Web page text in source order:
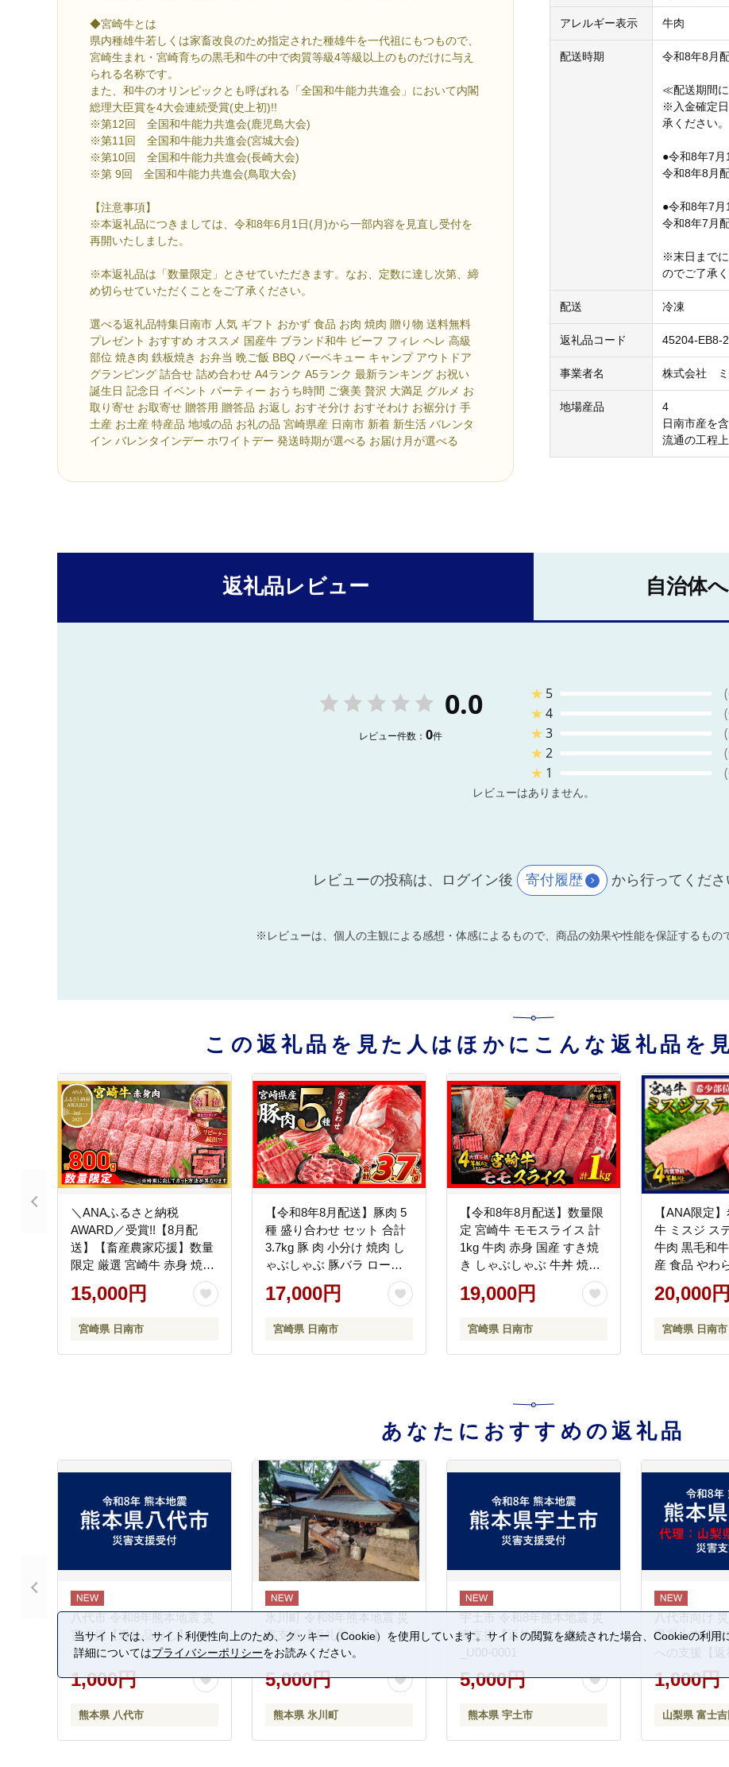
◆宮崎牛とは
県内種雄牛若しくは家畜改良のため指定された種雄牛を一代祖にもつもので、
宮崎生まれ・宮崎育ちの黒毛和牛の中で肉質等級4等級以上のものだけに与え
られる名称です。
また、和牛のオリンピックとも呼ばれる「全国和牛能力共進会」において内閣
総理大臣賞を4大会連続受賞(史上初)!!
※第12回 全国和牛能力共進会(鹿児島大会)
※第11回 全国和牛能力共進会(宮城大会)
※第10回 全国和牛能力共進会(長崎大会)
※第 9回 全国和牛能力共進会(鳥取大会)
【注意事項】
※本返礼品につきましては、令和8年6月1日(月)から一部内容を見直し受付を
再開いたしました。
※本返礼品は「数量限定」とさせていただきます。なお、定数に達し次第、締
め切らせていただくことをご了承ください。
選べる返礼品特集日南市 人気 ギフト おかず 食品 お肉 焼肉 贈り物 送料無料
プレゼント おすすめ オススメ 国産牛 ブランド和牛 ビーフ フィレ ヘレ 高級
部位 焼き肉 鉄板焼き お弁当 晩ご飯 BBQ バーベキュー キャンプ アウトドア
グランピング 詰合せ 詰め合わせ A4ランク A5ランク 最新ランキング お祝い
誕生日 記念日 イベント パーティー おうち時間 ご褒美 贅沢 大満足 グルメ お
取り寄せ お取寄せ 贈答用 贈答品 お返し おすそ分け おすそわけ お裾分け 手
土産 お土産 特産品 地域の品 お礼の品 宮崎県産 日南市 新着 新生活 バレンタ
イン バレンタインデー ホワイトデー 発送時期が選べる お届け月が選べる
アレルギー表示 牛肉
配送時期 令和8年8月
≪配送期間
※入金確定
承ください。
●令和8年7
令和8年8月
●令和8年7
令和8年7月
※末日まで
のでご了承く
配送 冷凍
返礼品コード 45204-EB8-
事業者名 株式会社 ミ
地場産品
4
日南市産を
流通の工程
返礼品レビュー 自治体
0.0
レビュー件数： 0件
★ 5
★4
★3
★2
★ 1
レビューはありません。
レビューの投稿は、ログイン後 寄付履歴 から行ってくださ
※レビューは、個人の主観による感想・体感によるもので、商品の効果や性能を保証するもの
この返礼品を見た人はほかにこんな返礼品を
＼ANAふるさと納税
AWARD／受賞!!【8月配
送】【畜産農家応援】数量
限定 厳選 宮崎牛 赤身 焼肉
計800g 牛肉 国産 焼き肉
BBQ 鉄板焼き バーベキュ
モ A4 A5 等級 ギフト 贈答
小分け 食品 選べる ミヤチ
15,000円
宮崎県 日南市
【令和8年8月配送】豚肉 5
種 盛り合わせ セット 合計
3.7kg 豚 肉 小分け 焼肉 し
ゃぶしゃぶ 豚バラ ロース
赤身 こま切れ スライス 宮
崎県産 国産 食品 豚丼 豚し
パック 食べ比べ おすすめ
料理に大活躍 ミヤチク 宮
17,000円
宮崎県 日南市
【令和8年8月配送】数量限
定 宮崎牛 モモスライス 計
1kg 牛肉 赤身 国産 すき焼
き しゃぶしゃぶ 牛丼 焼肉
BBQ バーベキュー 鉄板焼
き 人気 おすすめ 高級 ギフ
お祝い ミヤチク 選べる 宮
崎県 日南市 送料無料
19,000円
宮崎県 日南市
【ANA限定
牛 ミスジ ス
牛肉 黒毛和
産 食品 やわ
質 贅沢 おか
褒美 お祝い
板焼き BBQ
ミヤチク ブ
20,000円
宮崎県 日南市
あなたにおすすめの返礼品
八代市 令和8年熊本地震 災
害支援【返礼品なし】
1,000円
熊本県 八代市
氷川町 令和8年熊本地震 災
害支援【返礼品なし】
5,000円
熊本県 氷川町
宇土市 令和8年熊本地震 災
害支援【返礼品なし】
_U00-0001
5,000円
熊本県 宇土市
八代市向け
県富士吉田
への支援【返
1,000円
山梨県 富士
当サイトでは、サイト利便性向上のため、クッキー（Cookie）を使用しています。サイトの閲覧を継続された場合、Cookieの利用
詳細についてはプライバシーポリシーをお読みください。